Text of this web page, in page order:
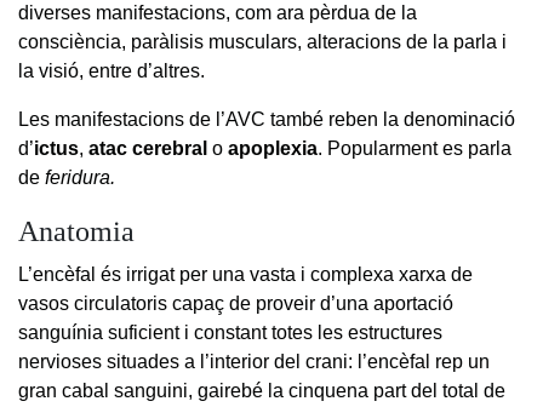
diverses manifestacions, com ara pèrdua de la
consciència, paràlisis musculars, alteracions de la parla i
la visió, entre d’altres.
Les manifestacions de l’AVC també reben la denominació
d’ictus, atac cerebral o apoplexia. Popularment es parla
de feridura.
Anatomia
L’encèfal és irrigat per una vasta i complexa xarxa de
vasos circulatoris capaç de proveir d’una aportació
sanguínia suficient i constant totes les estructures
nervioses situades a l’interior del crani: l’encèfal rep un
gran cabal sanguini, gairebé la cinquena part del total de